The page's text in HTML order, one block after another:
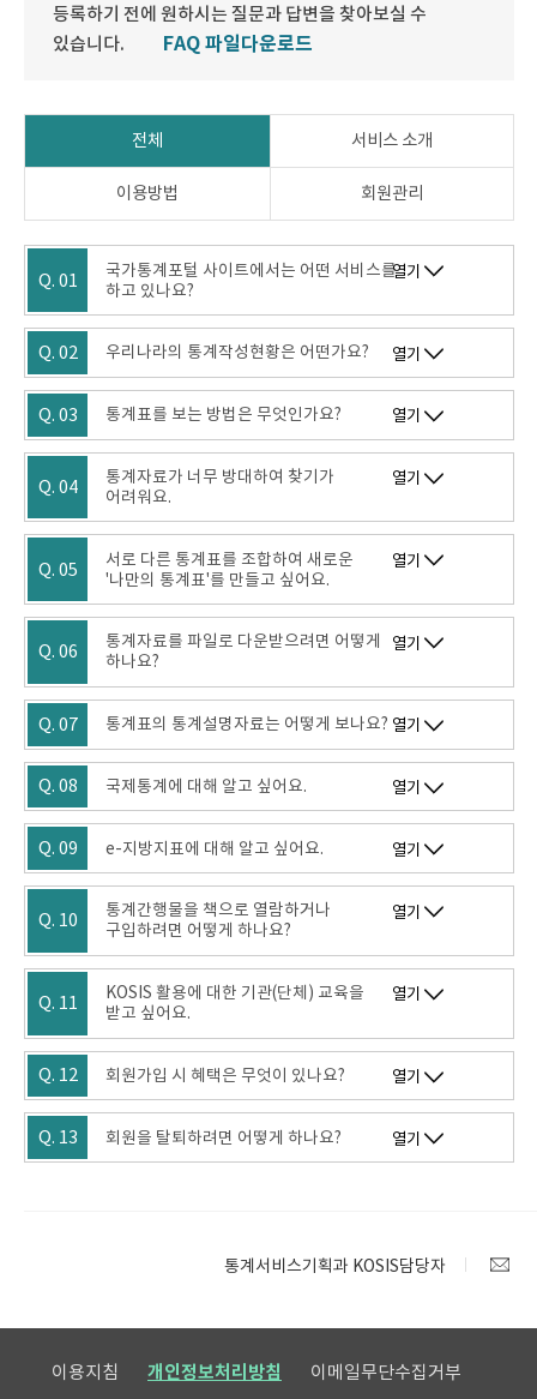
등록하기 전에 원하시는 질문과 답변을 찾아보실 수
있습니다.
FAQ 파일다운로드
전체 서비스 소개
이용방법 회원관리
Q. 01
국가통계포털 사이트에서는 어떤 서비스를
하고 있나요?
열기
Q. 02 우리나라의 통계작성현황은 어떤가요? 열기
Q. 03 통계표를 보는 방법은 무엇인가요? 열기
Q. 04
통계자료가 너무 방대하여 찾기가
어려워요.
열기
Q. 05
서로 다른 통계표를 조합하여 새로운
'나만의 통계표'를 만들고 싶어요.
열기
Q. 06
통계자료를 파일로 다운받으려면 어떻게
하나요?
열기
Q. 07 통계표의 통계설명자료는 어떻게 보나요? 열기
Q. 08 국제통계에 대해 알고 싶어요. 열기
Q. 09 e-지방지표에 대해 알고 싶어요. 열기
Q. 10
통계간행물을 책으로 열람하거나
구입하려면 어떻게 하나요?
열기
Q. 11
KOSIS 활용에 대한 기관(단체) 교육을
받고 싶어요.
열기
Q. 12 회원가입 시 혜택은 무엇이 있나요? 열기
Q. 13 회원을 탈퇴하려면 어떻게 하나요? 열기
통계서비스기획과 KOSIS담당자
이용지침 개인정보처리방침 이메일무단수집거부